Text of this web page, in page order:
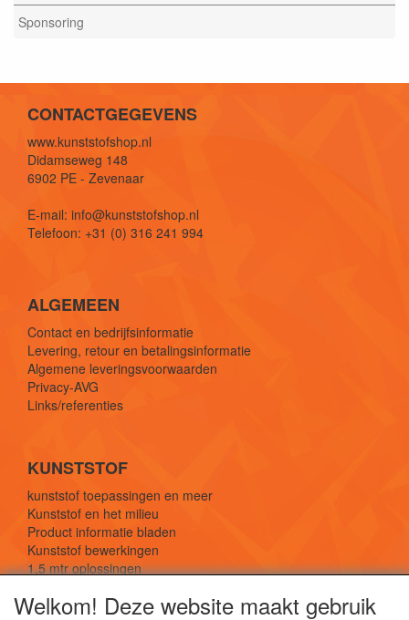
Sponsoring
CONTACTGEGEVENS
www.kunststofshop.nl
Didamseweg 148
6902 PE - Zevenaar
E-mail: info@kunststofshop.nl
Telefoon: +31 (0) 316 241 994
ALGEMEEN
Contact en bedrijfsinformatie
Levering, retour en betalingsinformatie
Algemene leveringsvoorwaarden
Privacy-AVG
Links/referenties
KUNSTSTOF
kunststof toepassingen en meer
Kunststof en het milieu
Product informatie bladen
Kunststof bewerkingen
1,5 mtr oplossingen
Welkom! Deze website maakt gebruik